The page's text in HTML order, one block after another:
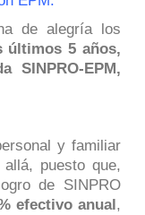
de alegría los
últimos 5 años,
SINPRO-EPM,
y familiar
puesto que,
de SINPRO
efectivo anual,